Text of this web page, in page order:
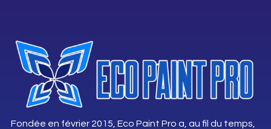
Fondée en février 2015, Eco Paint Pro a, au fil du temps,